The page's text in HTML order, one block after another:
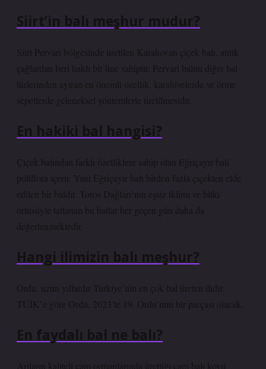
Siirt’in balı meşhur mudur?
Siirt Pervari bölgesinde üretilen Karakovan çiçek balı, antik
çağlardan beri haklı bir üne sahiptir. Pervari balını diğer bal
türlerinden ayıran en önemli özellik, karahivelerde ve örme
sepetlerde geleneksel yöntemlerle üretilmesidir.
En hakiki bal hangisi?
Çiçek balından farklı özelliklere sahip olan Eğriçayır balı
poliflora içerir. Yani Eğriçayır balı birden fazla çiçekten elde
edilen bir baldır. Toros Dağları’nın eşsiz iklimi ve bitki
örtüsüyle tatlanan bu ballar her geçen gün daha da
değerlenmektedir.
Hangi ilimizin balı meşhur?
Ordu, uzun yıllardır Türkiye’nin en çok bal üreten ilidir.
TÜİK’e göre Ordu, 2023’te 19. Ordu’nun bir parçası olacak.
En faydalı bal ne balı?
Arıların kaliteli çam ormanlarında ürettiği çam balı koyu